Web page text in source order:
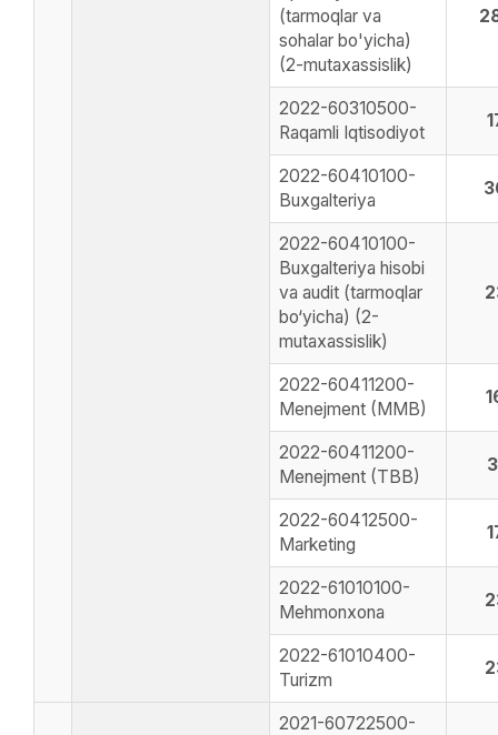
(tarmoqlar va
sohalar bo'yicha)
(2-mutaxassislik)
2022-60310500-
Raqamli Iqtisodiyot
2022-60410100-
Buxgalteriya
2022-60410100-
Buxgalteriya hisobi
va audit (tarmoqlar
bo‘yicha) (2-
mutaxassislik)
2022-60411200-
Menejment (MMB)
2022-60411200-
Menejment (TBB)
2022-60412500-
Marketing
2022-61010100-
Mehmonxona
2022-61010400-
Turizm
2021-60722500-